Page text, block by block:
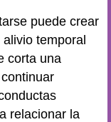
puede crear
temporal
corta una
relacionar la